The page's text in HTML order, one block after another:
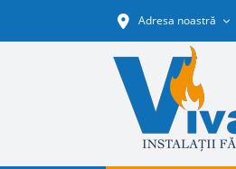
Adresa noastră